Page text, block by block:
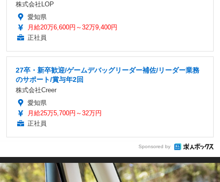
株式会社LOP
愛知県
月給20万6,600円～32万9,400円
正社員
27卒・新卒歓迎/ゲームデバッグリーダー補佐/リーダー業務
のサポート/賞与年2回
株式会社Creer
愛知県
月給25万5,700円～32万円
正社員
Sponsored by